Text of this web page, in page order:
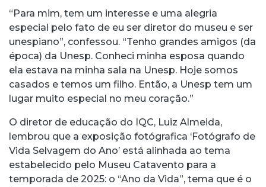
“Para mim, tem um interesse e uma alegria
especial pelo fato de eu ser diretor do museu e ser
unespiano”, confessou. “Tenho grandes amigos (da
época) da Unesp. Conheci minha esposa quando
ela estava na minha sala na Unesp. Hoje somos
casados e temos um filho. Então, a Unesp tem um
lugar muito especial no meu coração.”
O diretor de educação do IQC, Luiz Almeida,
lembrou que a exposição fotógrafica ‘Fotógrafo de
Vida Selvagem do Ano’ está alinhada ao tema
estabelecido pelo Museu Catavento para a
temporada de 2025: o “Ano da Vida”, tema que é o